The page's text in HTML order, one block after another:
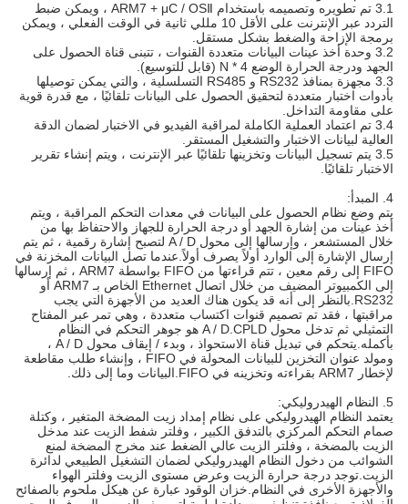
3.1 تم تطويره وتصميمه باستخدام ARM7 + μC / OSⅡ ، ويمكن ضبط
التردد عبر الإنترنت على الأقل 10 مللي ثانية في الوقت الفعلي ، ويمكن
برمجة الإزاحة والضغط بشكل مستقل.
3.2 وحدة أخذ عينات البيانات متعددة القنوات ، تتبنى قناة الحصول على
الجهد ودرجة الحرارة الوضع N * 4 (قابل للتوسيع).
3.3 مجهزة بمنافذ RS232 و RS485 التسلسلية ، والتي يمكن توصيلها
بأدوات اختبار متعددة لتحقيق الحصول على البيانات تلقائيًا ، مع قدرة قوية
على مقاومة التداخل.
3.4 تم اعتماد العملية الكاملة لمراقبة الفيديو في الاختبار لضمان الدقة
العالية لبيانات الاختبار والتشغيل المستقر.
3.5 يتم تسجيل البيانات وتخزينها تلقائيًا عبر الإنترنت ، ويتم إنشاء تقرير
الاختبار تلقائيًا.
4. المبدأ:
يتم وضع نظام الحصول على البيانات في معدات التحكم المراقبة ، ويتم
أخذ عينات من إشارة الجهد أو درجة الحرارة للجهاز والاحتفاظ بها من
خلال المستشعر ، وإرسالها إلى محول A / D لتصبح إشارة رقمية ، ثم يتم
إرسال الإشارة إلى الوارد أولاً يصرف أولاً.عندما تصل البيانات المخزنة في
FIFO إلى رقم معين ، تتم قراءتها من FIFO بواسطة ARM7 ، ثم إرسالها
إلى الكمبيوتر المضيف من خلال اتصال Ethernet الخاص بـ ARM7 أو
RS232.بالنظر إلى أنه قد يكون هناك العديد من الأجهزة التي يجب
مراقبتها ، فقد تم تصميم قنوات اكتساب متعددة ، وهي تمر عبر المفتاح
التمثيلي ثم تدخل محول A / D.CPLD هو جوهر التحكم في النظام
بأكمله.يتحكم في تبديل قناة الاستحواذ ، وبدء / إيقاف محول A / D ،
ومولد عنوان التخزين للبيانات المحولة في FIFO ، وإنشاء طلب مقاطعة
لإخطار ARM7 بقراءته وتخزينه في FIFO.البيانات وما إلى ذلك.
5. النظام الهيدروليكي:
يعتمد النظام الهيدروليكي على نظام إمداد زيت المضخة المتغير ، وكتلة
صمام التحكم المركزي بالتدفق الكبير ، وفلتر شفط الزيت عند مدخل
الزيت بالمضخة ، وفلتر الزيت عالي الضغط عند مخرج المضخة لمنع
الشوائب من دخول النظام الهيدروليكي لضمان التشغيل الطبيعي لدائرة
الزيت.توجد درجة حرارة الزيت وعرض مستوى الزيت وفلتر الهواء
والأجهزة الأخرى في النظام.خزان الوقود عبارة عن هيكل ملحوم بالصفائح